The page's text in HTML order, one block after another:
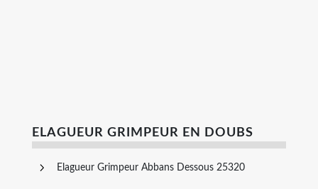
ELAGUEUR GRIMPEUR EN DOUBS
Elagueur Grimpeur Abbans Dessous 25320